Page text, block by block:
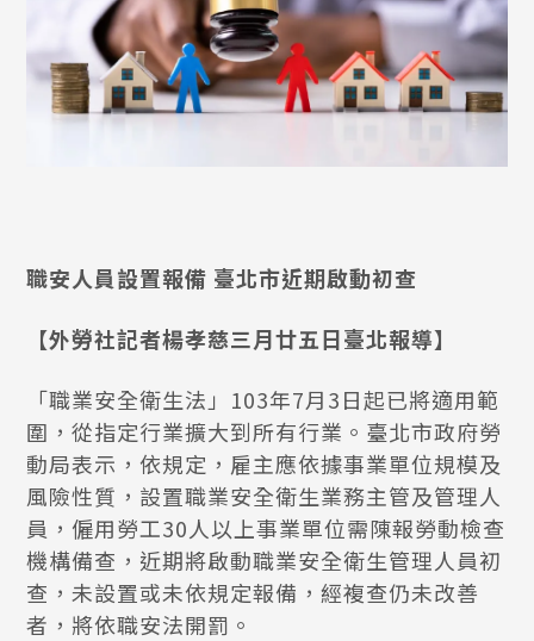
職安人員設置報備 臺北市近期啟動初查
【外勞社記者楊孝慈三月廿五日臺北報導】
「職業安全衛生法」103年7月3日起已將適用範
圍，從指定行業擴大到所有行業。臺北市政府勞
動局表示，依規定，雇主應依據事業單位規模及
風險性質，設置職業安全衛生業務主管及管理人
員，僱用勞工30人以上事業單位需陳報勞動檢查
機構備查，近期將啟動職業安全衛生管理人員初
查，未設置或未依規定報備，經複查仍未改善
者，將依職安法開罰。